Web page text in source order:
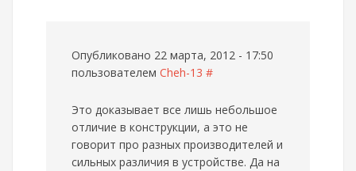
Опубликовано 22 марта, 2012 - 17:50
пользователем Cheh-13 #
Это доказывает все лишь небольшое
отличие в конструкции, а это не
говорит про разных производителей и
сильных различия в устройстве. Да на